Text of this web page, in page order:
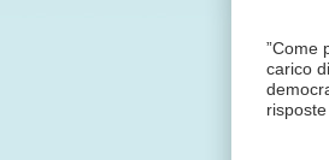
”Come
carico